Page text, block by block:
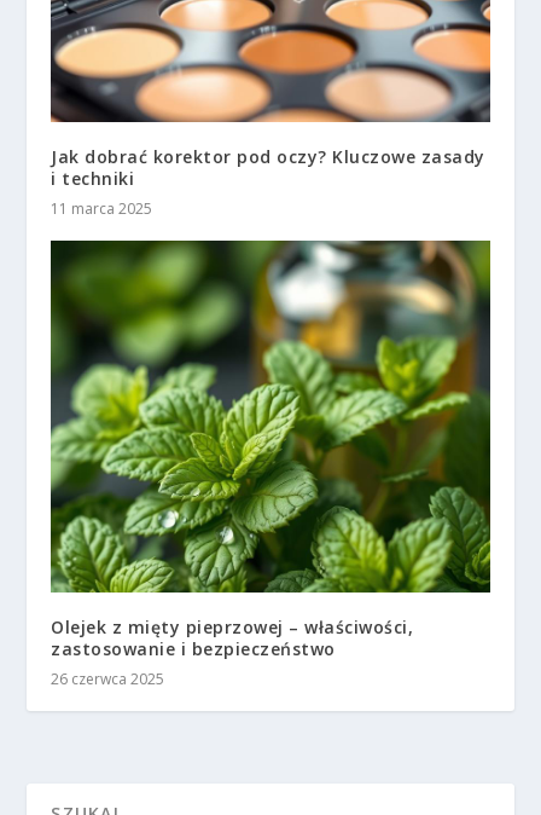
Jak dobrać korektor pod oczy? Kluczowe zasady
i techniki
11 marca 2025
Olejek z mięty pieprzowej – właściwości,
zastosowanie i bezpieczeństwo
26 czerwca 2025